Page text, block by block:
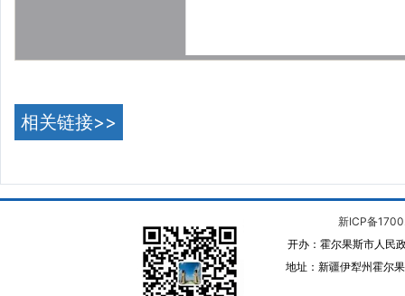
相关链接>>
新ICP备
开办：霍尔果斯市人民
地址：新疆伊犁州霍